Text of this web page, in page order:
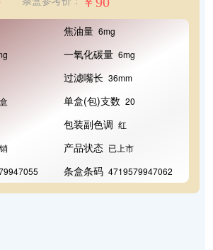
焦油量 6mg
一氧化碳量 6mg
过滤嘴长 36mm
单盒(包)支数 20
包装副色调 红
产品状态 已上市
条盒条码 4719579947062